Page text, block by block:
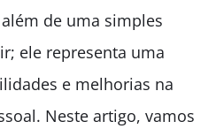
de uma simples
ele representa uma
e melhorias na
Neste artigo, vamos